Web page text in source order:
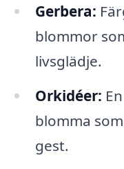
Gerbera:
blommor
livsglädje.
Orkidéer:
blomma
gest.